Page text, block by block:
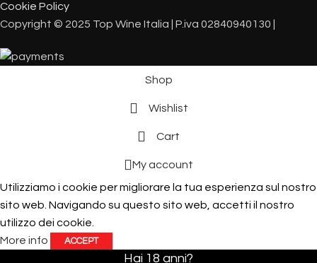
Cookie Policy
Copyright © 2025 Top Wine Italia | P.iva 02840940130 |
Shop
Wishlist
Cart
My account
Utilizziamo i cookie per migliorare la tua esperienza sul nostro
sito web. Navigando su questo sito web, accetti il ​​nostro
utilizzo dei cookie.
More info
ACCEPT
Hai 18 anni?